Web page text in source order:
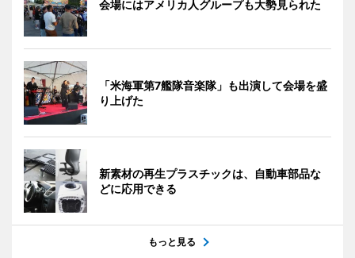
会場にはアメリカ人グループも大勢見られた
「米海軍第7艦隊音楽隊」も出演して会場を盛
り上げた
新素材の再生プラスチックは、自動車部品な
どに応用できる
もっと見る